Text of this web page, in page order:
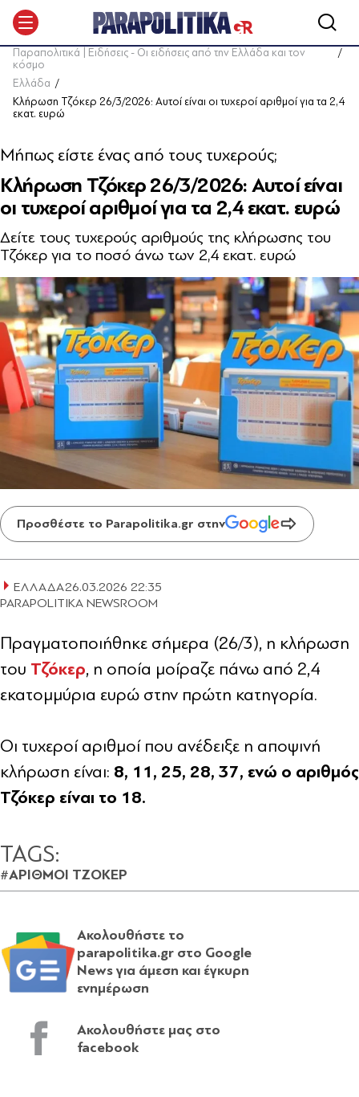
Παραπολιτικά | Ειδήσεις - Οι ειδήσεις από την Ελλάδα και τον
κόσμο
Ελλάδα
Κλήρωση Τζόκερ 26/3/2026: Αυτοί είναι οι τυχεροί αριθμοί για τα 2,4
εκατ. ευρώ
Κλήρωση Τζόκερ 26/3/2026: Αυτοί είναι
οι τυχεροί αριθμοί για τα 2,4 εκατ. ευρώ
Μήπως είστε ένας από τους τυχερούς;
Δείτε τους τυχερούς αριθμούς της κλήρωσης του
Τζόκερ για το ποσό άνω των 2,4 εκατ. ευρώ
Προσθέστε το Parapolitika.gr στην
ΕΛΛΑΔΑ26.03.2026 22:35
PARAPOLITIKA NEWSROOM
Πραγματοποιήθηκε σήμερα (26/3), η κλήρωση
του Τζόκερ, η οποία μοίραζε πάνω από 2,4
εκατομμύρια ευρώ στην πρώτη κατηγορία.
Οι τυχεροί αριθμοί που ανέδειξε η αποψινή
κλήρωση είναι: 8, 11, 25, 28, 37, ενώ ο αριθμός
Τζόκερ είναι το 18.
TAGS:
#ΑΡΙΘΜΟΙ ΤΖΟΚΕΡ
Ακολουθήστε το
parapolitika.gr στο Google
News για άμεση και έγκυρη
ενημέρωση
Ακολουθήστε μας στο
facebook